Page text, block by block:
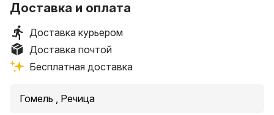
стоимость изделия шириной 38 см -однотонная
рольштора (БЕЗ СТОИМОСТИ ПЕРЕСЫЛКИ).
Большой выбор рисунков, фактур и цветов.
Наиболее популярной является их установка на
каждую створку окна ПВХ, часто в таком случае они
Классическая установка на проем окна, более
Доставка и оплата
Доставка курьером
Доставка почтой
Бесплатная доставка
Гомель , Речица